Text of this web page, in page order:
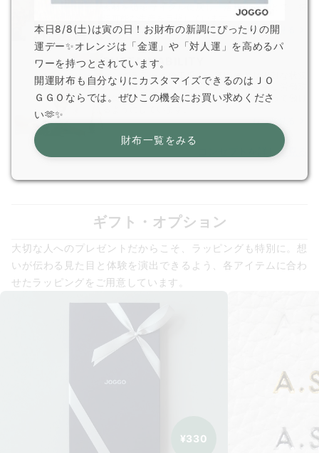
素材を循環サイクルに戻し、活用することで、持
続可能な生産を目指しています。
もっと見る
SUSTAINABILITY
バングラデシュの工場で、貧困により困難な状況
に置かれた人々を積極的に採用し、安全な労働環
境において、革職人として「誇り」を持って働け
コンセプトを詳しく見る
ギフト・オプション
大切な人へのプレゼントだからこそ、ラッピングも特別に。想
いが伝わる見た目と体験を演出できるよう、各アイテムに合わ
せたラッピングをご用意しています。
¥330
本日8/8(土)は寅の日！お財布の新調にぴったりの開
運デー✨オレンジは「金運」や「対人運」を高めるパ
ワーを持つとされています。
開運財布も自分なりにカスタマイズできるのはＪＯ
ＧＧＯならでは。ぜひこの機会にお買い求めくださ
い🫶✨
財布一覧をみる